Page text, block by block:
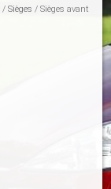
/Sièges / Sièges avant